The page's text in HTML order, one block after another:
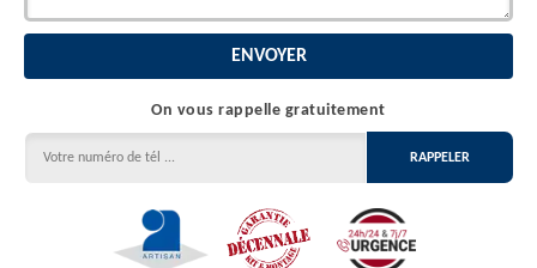
On vous rappelle gratuitement